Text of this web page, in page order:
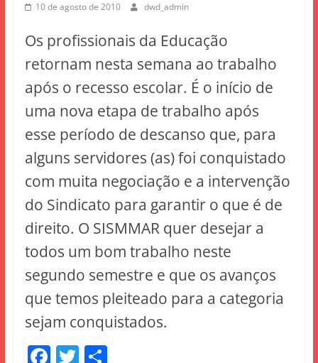
10 de agosto de 2010 dwd_admin
Os profissionais da Educação
retornam nesta semana ao trabalho
após o recesso escolar. É o início de
uma nova etapa de trabalho após
esse período de descanso que, para
alguns servidores (as) foi conquistado
com muita negociação e a intervenção
do Sindicato para garantir o que é de
direito. O SISMMAR quer desejar a
todos um bom trabalho neste
segundo semestre e que os avanços
que temos pleiteado para a categoria
sejam conquistados.
F T S